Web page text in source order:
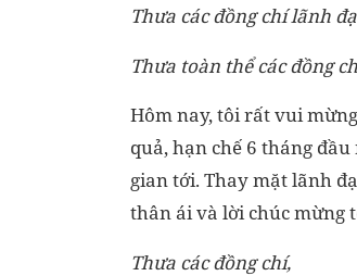
Thưa các đồng chí lãnh
Thưa toàn thể các đồng
Hôm nay, tôi rất vui
quả, hạn chế 6 tháng
gian tới. Thay mặt lãnh
thân ái và lời chúc mừng
Thưa các đồng chí,